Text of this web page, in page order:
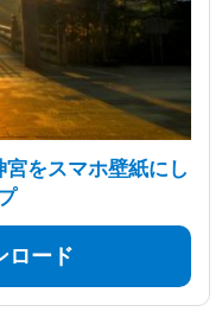
宮をスマホ壁紙にし
ロード